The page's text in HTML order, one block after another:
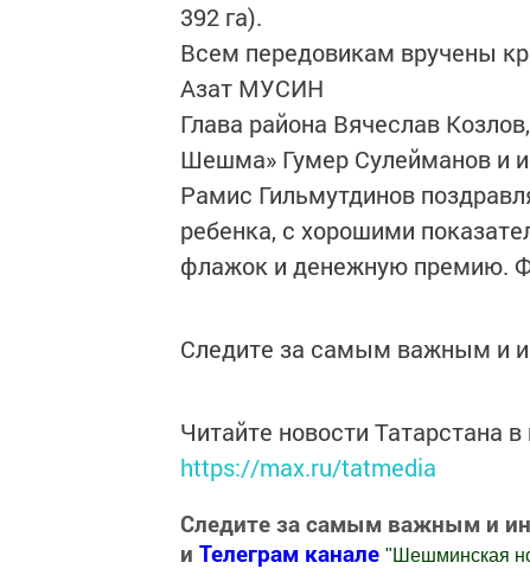
392 га).
Всем передовикам вручены
Азат МУСИН
Глава района Вячеслав
Шешма» Гумер Сулейманов и
Рамис Гильмутдинов
ребенка, с хорошими
флажок и денежную премию.
Следите за самым важным и
Читайте новости Татарстана
https://max.ru/tatmedia
Следите за самым важным и
и Телеграм канале " Шешминская